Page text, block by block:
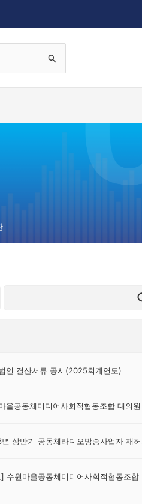
인 결산서류 공시(2025회계연도)
을공동체미디어사회적협동조합 대의
상반기 공동체라디오방송사업자 재
수원마을공동체미디어사회적협동조